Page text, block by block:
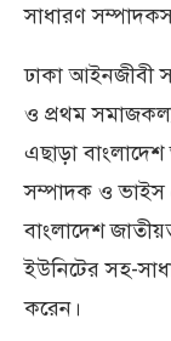
সাধারণ
ঢাকা আইনজীবী
ও প্রথম
এছাড়া
সম্পাদক ও ভাইস
বাংলাদেশ
ইউনিটের সহ-
করেন।